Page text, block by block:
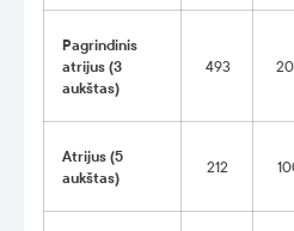
Pagrindinis
atrijus (3
aukštas)
493
Atrijus (5
aukštas)
212